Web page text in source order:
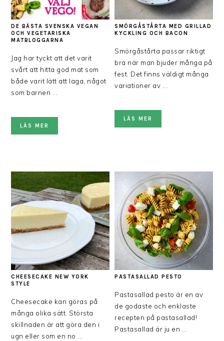
DE BÄSTA SVENSKA VEGAN
OCH VEGETARISKA
MATBLOGGARNA
Jag har tyckt att det varit
svårt att hitta god mat som
både varit lätt att laga, något
som barnen ...
LÄS MER
SMÖRGÅSTÅRTA MED GRILLAD
KYCKLING OCH BACON
Smörgåstårta passar riktigt
bra när man bjuder många på
fest. Det finns väldigt många
variationer av ...
LÄS MER
CHEESECAKE NEW YORK
STYLE
Cheesecake kan göras på
många olika sätt. Största
skillnaden är att göra den i
ugn eller som en no ...
PASTASALLAD PESTO
Pastasallad pesto är en av
de godaste och enklaste
recepten på pastasallad!
Pastasallad är ju en ...